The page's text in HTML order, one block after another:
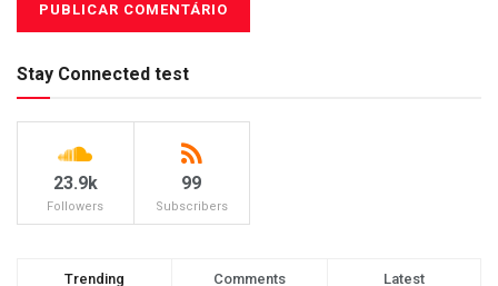
Stay Connected test
23.9k
Followers
99
Subscribers
Trending Comments Latest